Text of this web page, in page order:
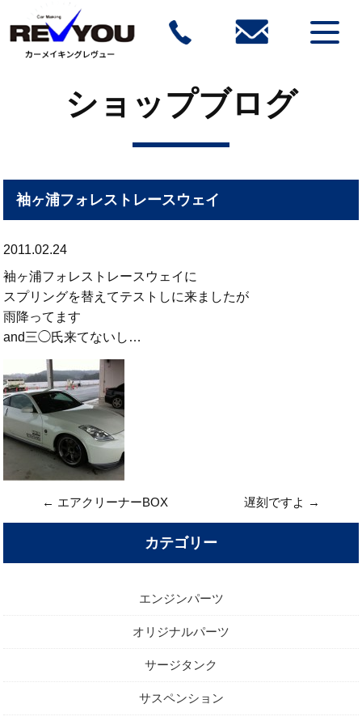
ショップブログ
袖ヶ浦フォレストレースウェイ
2011.02.24
袖ヶ浦フォレストレースウェイに
スプリングを替えてテストしに来ましたが
雨降ってます
and三◯氏来てないし…
← エアクリーナーBOX 遅刻ですよ →
カテゴリー
エンジンパーツ
オリジナルパーツ
サージタンク
サスペンション